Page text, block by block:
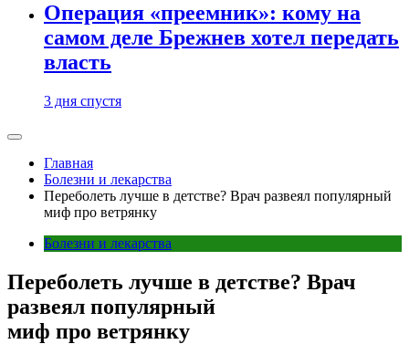
Операция «преемник»: кому на
самом деле Брежнев хотел передать
власть
3 дня спустя
Главная
Болезни и лекарства
Переболеть лучше в детстве? Врач развеял популярный
миф про ветрянку
Болезни и лекарства
Переболеть лучше в детстве? Врач
развеял популярный
миф про ветрянку